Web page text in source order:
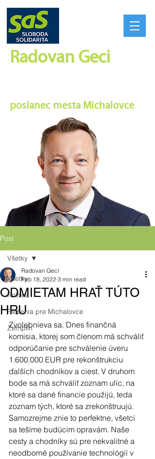
Radovan Geci​
poslanec mesta Michalovce
Post
Všetky
Politika
Riešenia pre Michalovce
Zemplín
Všetky
ODMIETAM HRAŤ TÚTO
HRU
Radovan Geci
Feb 18, 2022 3 min read
Zvolebnieva sa. Dnes finančná
komisia, ktorej som členom má schváliť
odporúčanie pre schválenie úveru
1.600.000 EUR pre rekonštrukciu
ďalších chodníkov a ciest. V druhom
bode sa má schváliť zoznam ulíc, na
ktoré sa dané financie použijú, teda
zoznam tých, ktoré sa zrekonštruujú.
Samozrejme znie to perfektne, všetci
sa tešíme budúcim opravám. Naše
cesty a chodníky sú pre nekvalitné a
neodborné používanie technológií v